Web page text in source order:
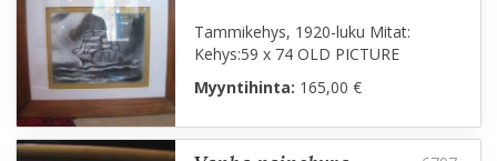
Tammikehys, 1920-luku Mitat:
Kehys:59 x 74 OLD PICTURE
Myyntihinta: 165,00 €